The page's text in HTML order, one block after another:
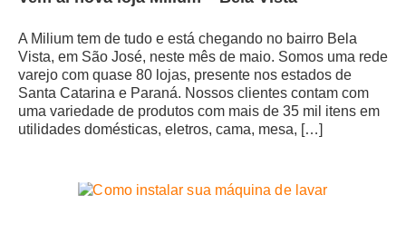
A Milium tem de tudo e está chegando no bairro Bela
Vista, em São José, neste mês de maio. Somos uma rede
varejo com quase 80 lojas, presente nos estados de
Santa Catarina e Paraná. Nossos clientes contam com
uma variedade de produtos com mais de 35 mil itens em
utilidades domésticas, eletros, cama, mesa, […]